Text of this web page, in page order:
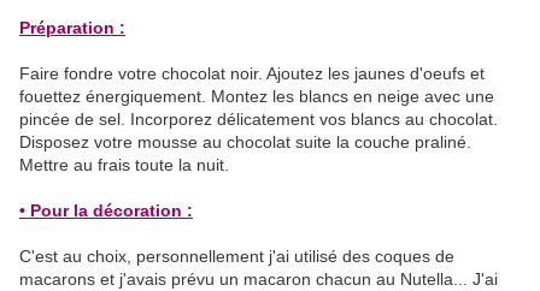
Préparation :
Faire fondre votre chocolat noir. Ajoutez les jaunes d'oeufs et
fouettez énergiquement. Montez les blancs en neige avec une
pincée de sel. Incorporez délicatement vos blancs au chocolat.
Disposez votre mousse au chocolat suite la couche praliné.
Mettre au frais toute la nuit.
• Pour la décoration :
C'est au choix, personnellement j'ai utilisé des coques de
macarons et j'avais prévu un macaron chacun au Nutella... J'ai